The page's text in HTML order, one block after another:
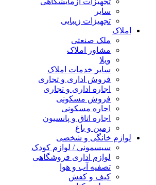
سایر
تجهیزات زیبایی
املاک
ملک صنعتی
مشاور املاک
ویلا
سایر خدمات املاک
فروش اداری و تجاری
اجاره اداری و تجاری
فروش مسکونی
اجاره مسکونی
اجاره اتاق و پانسیون
زمین و باغ
لوازم خانگی و شخصی
سیسمونی / لوازم کودک
لوازم اداری فروشگاهی
تصفیه آب و هوا
کیف و کفش